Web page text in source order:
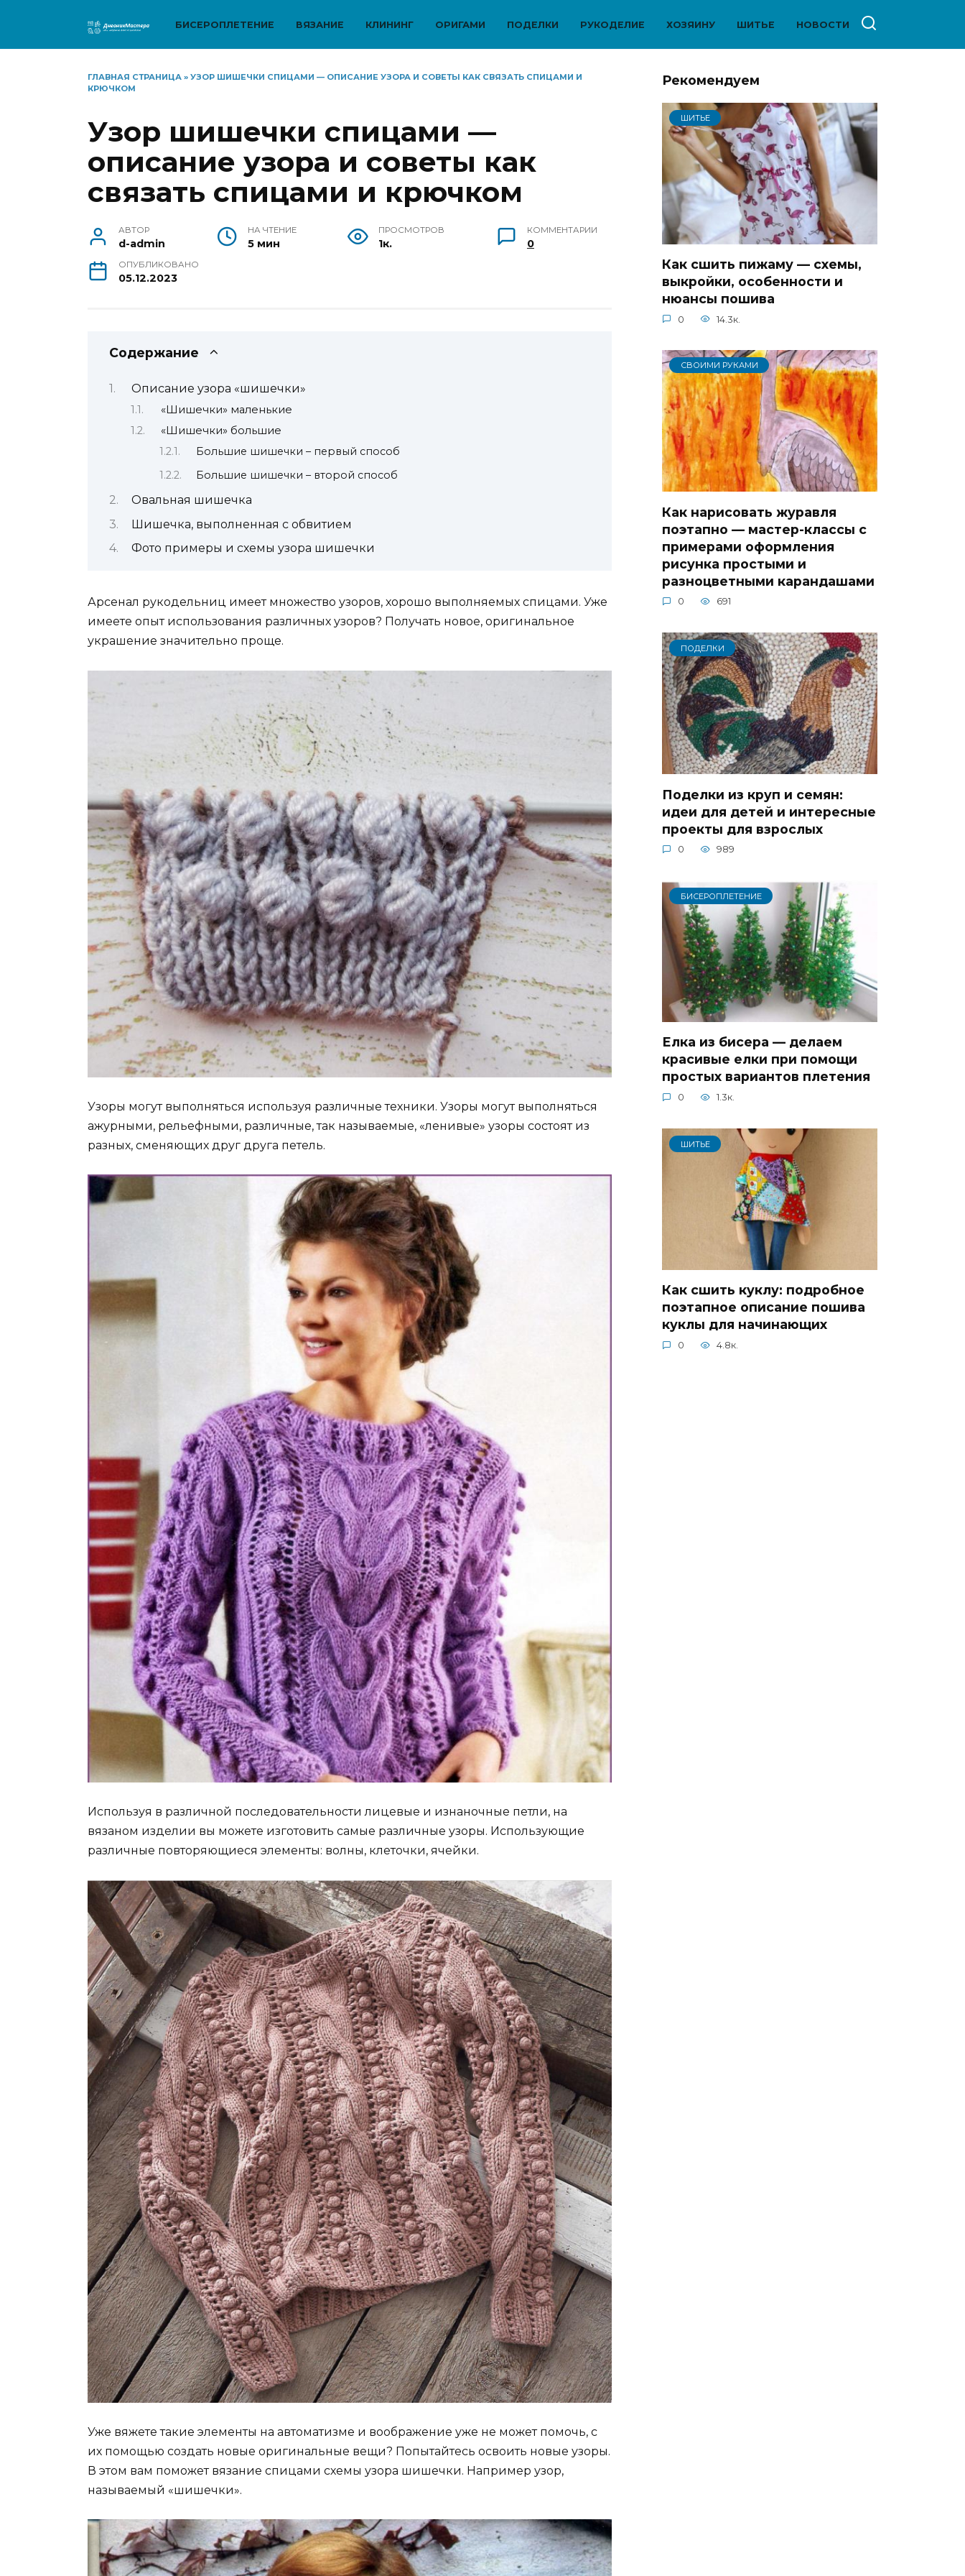
БИСЕРОПЛЕТЕНИЕ ВЯЗАНИЕ КЛИНИНГ ОРИГАМИ ПОДЕЛКИ РУКОДЕЛИЕ ХОЗЯИНУ ШИТЬЕ НОВОСТИ
ГЛАВНАЯ СТРАНИЦА » УЗОР ШИШЕЧКИ СПИЦАМИ — ОПИСАНИЕ УЗОРА И СОВЕТЫ КАК СВЯЗАТЬ СПИЦАМИ И
КРЮЧКОМ
Узор шишечки спицами —
описание узора и советы как
связать спицами и крючком
АВТОР
d-admin
НА ЧТЕНИЕ
5 мин
ПРОСМОТРОВ
1к.
КОММЕНТАРИИ
0
ОПУБЛИКОВАНО
05.12.2023
Содержание
Описание узора «шишечки»
«Шишечки» маленькие
«Шишечки» большие
Большие шишечки – первый способ
Большие шишечки – второй способ
Овальная шишечка
Шишечка, выполненная с обвитием
Фото примеры и схемы узора шишечки
Арсенал рукодельниц имеет множество узоров, хорошо выполняемых спицами. Уже
имеете опыт использования различных узоров? Получать новое, оригинальное
украшение значительно проще.
Узоры могут выполняться используя различные техники. Узоры могут выполняться
ажурными, рельефными, различные, так называемые, «ленивые» узоры состоят из
разных, сменяющих друг друга петель.
Используя в различной последовательности лицевые и изнаночные петли, на
вязаном изделии вы можете изготовить самые различные узоры. Использующие
различные повторяющиеся элементы: волны, клеточки, ячейки.
Уже вяжете такие элементы на автоматизме и воображение уже не может помочь, с
их помощью создать новые оригинальные вещи? Попытайтесь освоить новые узоры.
В этом вам поможет вязание спицами схемы узора шишечки. Например узор,
называемый «шишечки».
Рекомендуем
ШИТЬЕ
Как сшить пижаму — схемы,
выкройки, особенности и
нюансы пошива
0 14.3к.
СВОИМИ РУКАМИ
Как нарисовать журавля
поэтапно — мастер-классы с
примерами оформления
рисунка простыми и
разноцветными карандашами
0 691
ПОДЕЛКИ
Поделки из круп и семян:
идеи для детей и интересные
проекты для взрослых
0 989
БИСЕРОПЛЕТЕНИЕ
Елка из бисера — делаем
красивые елки при помощи
простых вариантов плетения
0 1.3к.
ШИТЬЕ
Как сшить куклу: подробное
поэтапное описание пошива
куклы для начинающих
0 4.8к.